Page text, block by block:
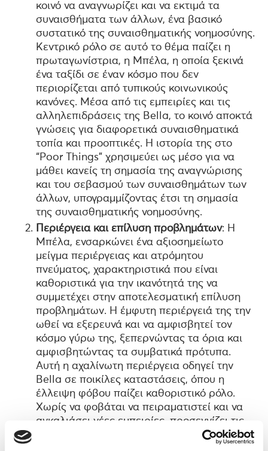
κοινό να αναγνωρίζει και να εκτιμά τα
συναισθήματα των άλλων, ένα βασικό
συστατικό της συναισθηματικής νοημοσύνης.
Κεντρικό ρόλο σε αυτό το θέμα παίζει η
πρωταγωνίστρια, η Μπέλα, η οποία ξεκινά
ένα ταξίδι σε έναν κόσμο που δεν
περιορίζεται από τυπικούς κοινωνικούς
κανόνες. Μέσα από τις εμπειρίες και τις
αλληλεπιδράσεις της Bella, το κοινό αποκτά
γνώσεις για διαφορετικά συναισθηματικά
τοπία και προοπτικές. Η ιστορία της στο
“Poor Things” χρησιμεύει ως μέσο για να
μάθει κανείς τη σημασία της αναγνώρισης
και του σεβασμού των συναισθημάτων των
άλλων, υπογραμμίζοντας έτσι τη σημασία
της συναισθηματικής νοημοσύνης.
Περιέργεια και επίλυση προβλημάτων: Η
Μπέλα, ενσαρκώνει ένα αξιοσημείωτο
μείγμα περιέργειας και ατρόμητου
πνεύματος, χαρακτηριστικά που είναι
καθοριστικά για την ικανότητά της να
συμμετέχει στην αποτελεσματική επίλυση
προβλημάτων. Η έμφυτη περιέργειά της την
ωθεί να εξερευνά και να αμφισβητεί τον
κόσμο γύρω της, ξεπερνώντας τα όρια και
αμφισβητώντας τα συμβατικά πρότυπα.
Αυτή η αχαλίνωτη περιέργεια οδηγεί την
Bella σε ποικίλες καταστάσεις, όπου η
έλλειψη φόβου παίζει καθοριστικό ρόλο.
Χωρίς να φοβάται να πειραματιστεί και να
αγκαλιάσει νέες εμπειρίες, προσεγγίζει τις
προκλήσεις με μια μοναδική προοπτική.